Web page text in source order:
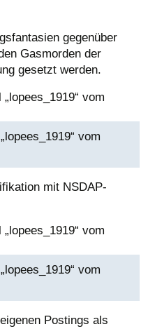
gegenüber
Gasmorden der
gesetzt werden.
vom
mit NSDAP-
vom
Postings als